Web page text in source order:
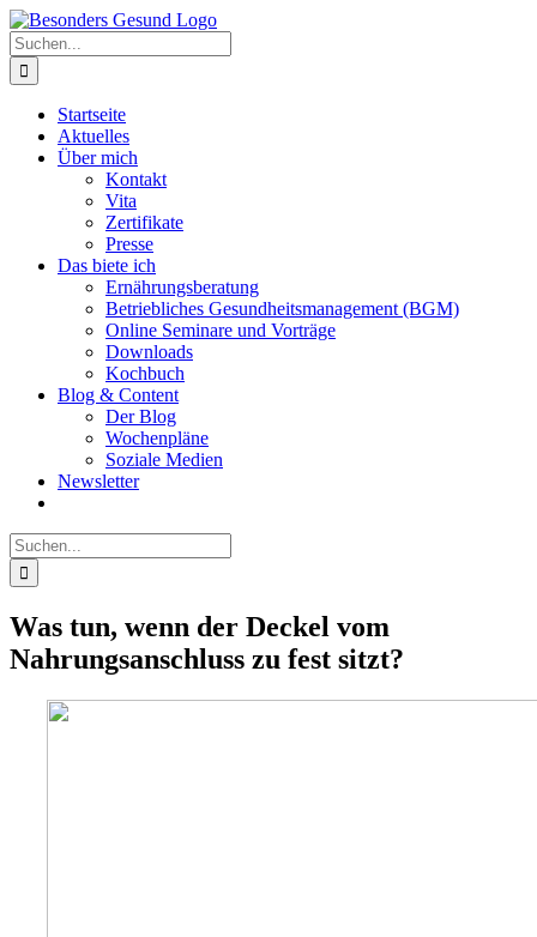
Zum
Inhalt
springen
Suche
nach:
Startseite
Aktuelles
Über mich
Kontakt
Vita
Zertifikate
Presse
Das biete ich
Ernährungsberatung
Betriebliches Gesundheitsmanagement (BGM)
Online Seminare und Vorträge
Downloads
Kochbuch
Blog & Content
Der Blog
Wochenpläne
Soziale Medien
Newsletter
Suche
nach:
Was tun, wenn der Deckel vom
Nahrungsanschluss zu fest sitzt?